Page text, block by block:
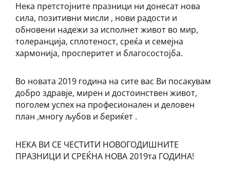
Нека претстојните празници ни донесат нова
сила, позитивни мисли , нови радости и
обновени надежи за исполнет живот во мир,
толеранција, сплотеност, среќа и семејна
хармонија, просперитет и благосостојба.
Во новата 2019 година на сите вас Ви посакувам
добро здравје, мирен и достоинствен живот,
поголем успех на професионален и деловен
план ,многу љубов и бериќет .
НЕКА ВИ СЕ ЧЕСТИТИ НОВОГОДИШНИТЕ
ПРАЗНИЦИ И СРЕЌНА НОВА 2019та ГОДИНА!